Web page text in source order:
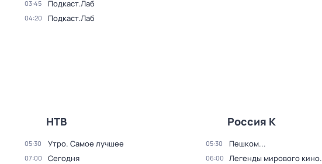
03:45 Подкаст.Лаб
04:20 Подкаст.Лаб
НТВ
05:30 Утро. Самое лучшее
07:00 Сегодня
Россия К
05:30 Пешком...
06:00 Легенды мирового кино